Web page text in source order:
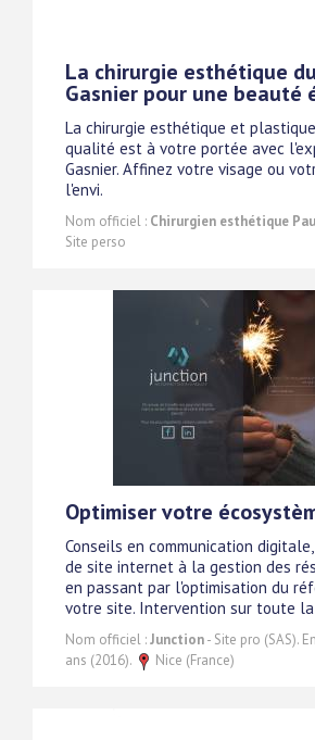
La chirurgie esthétique
Gasnier pour une beauté
La chirurgie esthétique et
qualité est à votre portée avec
Gasnier. Affinez votre visage ou
l'envi.
Nom officiel : Chirurgien esthétique
Site perso
Optimiser votre
Conseils en communication
de site internet à la gestion des
en passant par l'optimisation du
votre site. Intervention sur toute la
Nom officiel :Junction- Site pro (SAS).
ans (2016).
Nice (France)